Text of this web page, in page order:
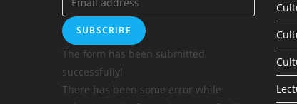
SUBSCRIBE
The form has been submitted
successfully!
There has been some error while